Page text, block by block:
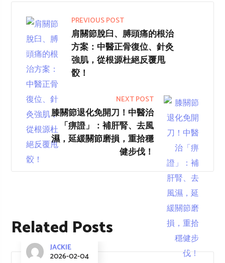
PREVIOUS POST
肩關節脫臼、膊頭痛的根治
方案：中醫正骨復位、針灸
強肌，從根源杜絕反覆甩
骹！
NEXT POST
膝關節退化免開刀！中醫治
「痹證」：補肝腎、去風
濕，延緩關節磨損，重拾穩
健步伐！
Related Posts
JACKIE
2026-02-04